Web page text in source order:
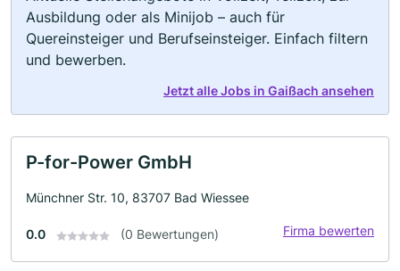
Ausbildung oder als Minijob – auch für
Quereinsteiger und Berufseinsteiger. Einfach filtern
und bewerben.
Jetzt alle Jobs in Gaißach ansehen
P-for-Power GmbH
Münchner Str. 10, 83707 Bad Wiessee
0.0 (0 Bewertungen) Firma bewerten